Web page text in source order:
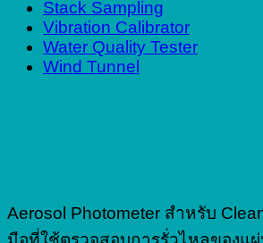
Stack Sampling
Vibration Calibrator
Water Quality Tester
Wind Tunnel
Aerosol Photometer สำหรับ